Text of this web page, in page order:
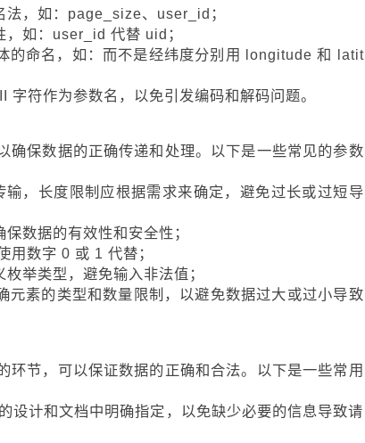
，如：page_size、user_id；
如：user_id 代替 uid；
的命名，如：而不是经纬度分别用 longitude 和 latit
符作为参数名，以免引发编码和解码问题。
确保数据的正确传递和处理。以下是一些常见的参数
，长度限制应根据需求来确定，避免过长或过短导
数据的有效性和安全性；
数字 0 或 1 代替；
举类型，避免输入非法值；
元素的类型和数量限制，以避免数据过大或过小导致
节，可以保证数据的正确和合法。以下是一些常用
设计和文档中明确指定，以免缺少必要的信息导致请